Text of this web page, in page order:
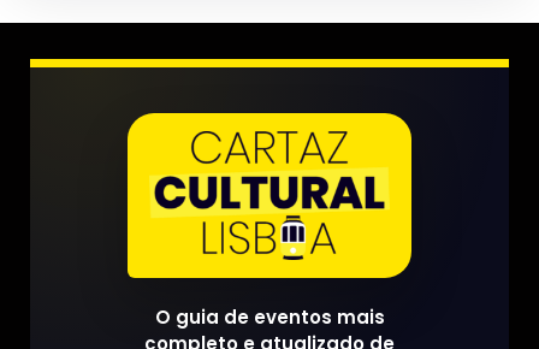
O guia de eventos mais
completo e atualizado de